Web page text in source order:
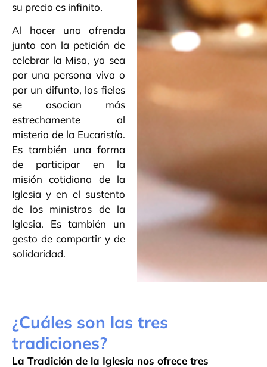
su precio es infinito.
Al hacer una ofrenda
junto con la petición de
celebrar la Misa, ya sea
por una persona viva o
por un difunto, los fieles
se asocian más
estrechamente al
misterio de la Eucaristía.
Es también una forma
de participar en la
misión cotidiana de la
Iglesia y en el sustento
de los ministros de la
Iglesia. Es también un
gesto de compartir y de
solidaridad.
¿Cuáles son las tres
tradiciones?
La Tradición de la Iglesia nos ofrece tres